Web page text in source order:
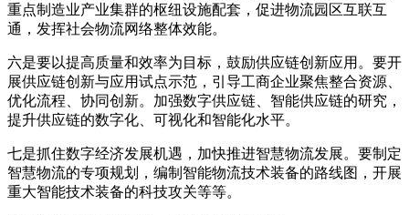
重点制造业产业集群的枢纽设施配套，促进物流园区互联互
通，发挥社会物流网络整体效能。
六是要以提高质量和效率为目标，鼓励供应链创新应用。要开
展供应链创新与应用试点示范，引导工商企业聚焦整合资源、
优化流程、协同创新。加强数字供应链、智能供应链的研究，
提升供应链的数字化、可视化和智能化水平。
七是抓住数字经济发展机遇，加快推进智慧物流发展。要制定
智慧物流的专项规划，编制智能物流技术装备的路线图，开展
重大智能技术装备的科技攻关等等。